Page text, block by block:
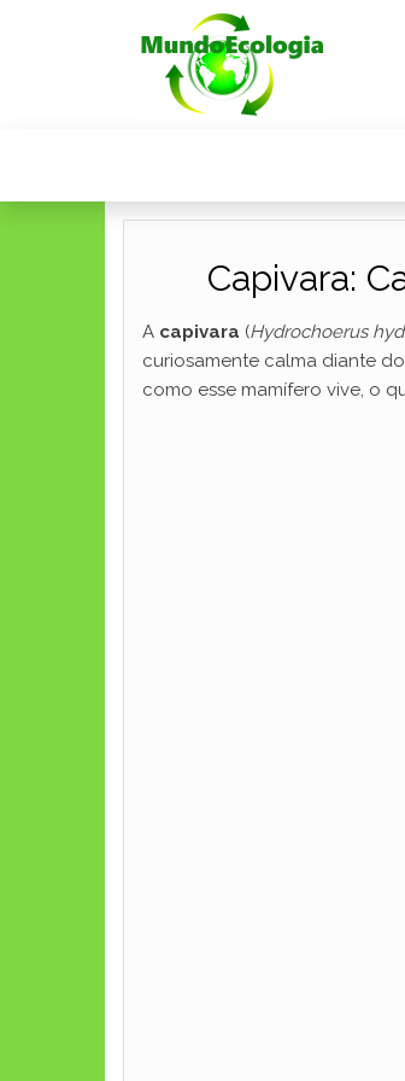
Capivara:
A capivara (Hydrochoerus
curiosamente calma diante
como esse mamífero vive, o